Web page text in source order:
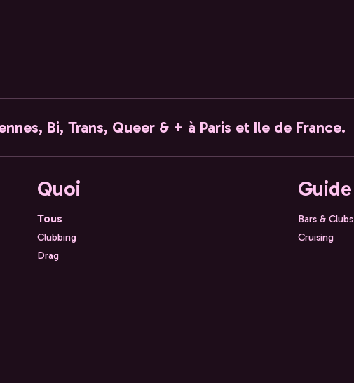
Bi, Trans, Queer & + à Paris et Ile de France.
Quoi
Tous
Clubbing
Drag
Guide
Bars & Clubs
Cruising